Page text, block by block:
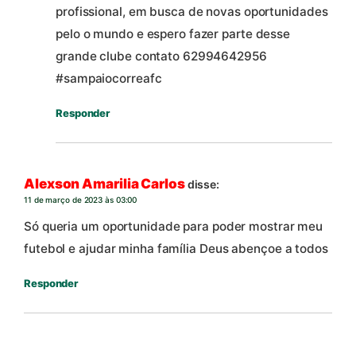
profissional, em busca de novas oportunidades
pelo o mundo e espero fazer parte desse
grande clube contato 62994642956
#sampaiocorreafc
Responder
Alexson Amarilia Carlosdisse:
11 de março de 2023 às 03:00
Só queria um oportunidade para poder mostrar meu
futebol e ajudar minha família Deus abençoe a todos
Responder